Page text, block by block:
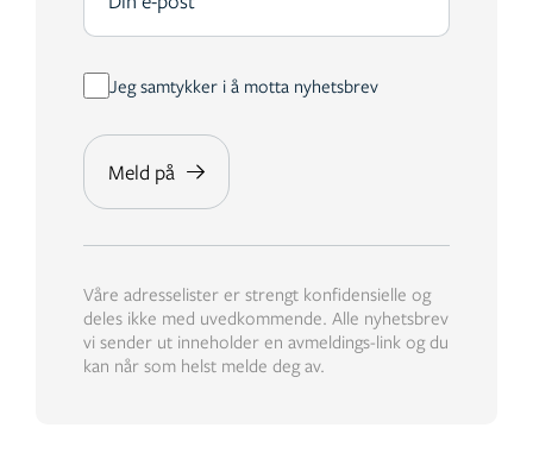
Jeg samtykker i å motta nyhetsbrev
Våre adresselister er strengt konfidensielle og
deles ikke med uvedkommende. Alle nyhetsbrev
vi sender ut inneholder en avmeldings-link og du
kan når som helst melde deg av.